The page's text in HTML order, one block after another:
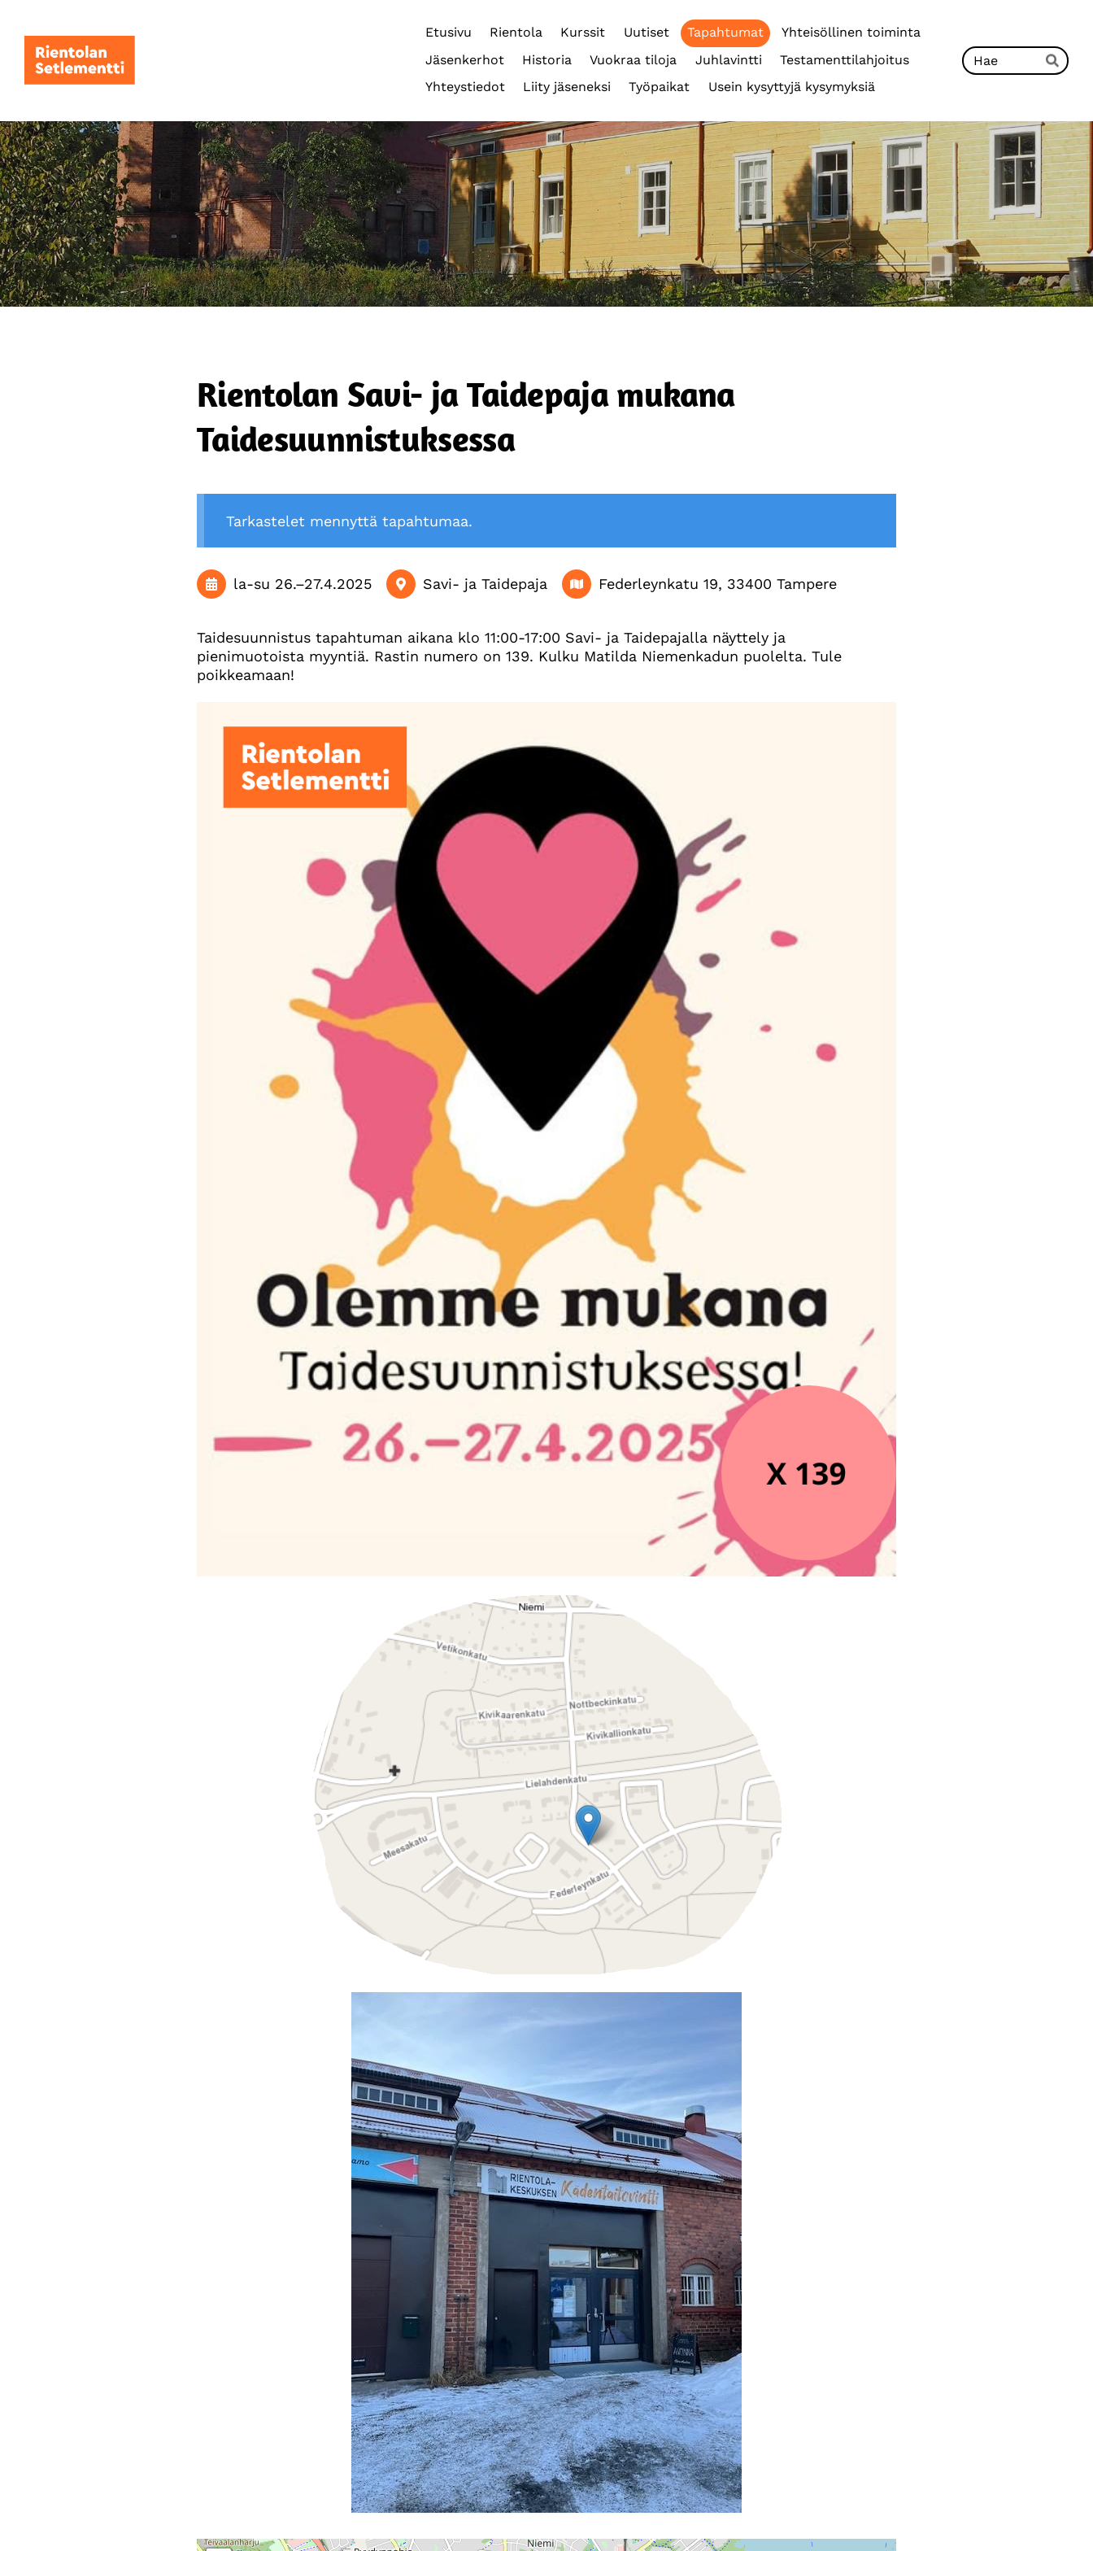
sivun
sisältöön
Rientolan Setlementti ry
Etusivu Rientola Kurssit Uutiset Tapahtumat
Yhteisöllinen toiminta
Jäsenkerhot
Historia Vuokraa tiloja Juhlavintti
Testamenttilahjoitus
Yhteystiedot
Liity jäseneksi Työpaikat Usein kysyttyjä kysymyksiä
Hae
Rientolan Savi- ja Taidepaja mukana
Taidesuunnistuksessa
Tarkastelet mennyttä tapahtumaa.
la-su 26.–27.4.2025 Savi- ja Taidepaja Federleynkatu 19, 33400 Tampere
Taidesuunnistus tapahtuman aikana klo 11:00-17:00 Savi- ja Taidepajalla näyttely ja
pienimuotoista myyntiä. Rastin numero on 139. Kulku Matilda Niemenkadun puolelta. Tule
poikkeamaan!